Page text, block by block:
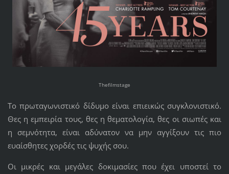
Thefilmstage
Το πρωταγωνιστικό δίδυμο είναι επιεικώς συγκλονιστικό.
Θες η εμπειρία τους, θες η θεματολογία, θες οι σιωπές και
η σεμνότητα, είναι αδύνατον να μην αγγίξουν τις πιο
ευαίσθητες χορδές τις ψυχής σου.
Οι μικρές και μεγάλες δοκιμασίες που έχει υποστεί το